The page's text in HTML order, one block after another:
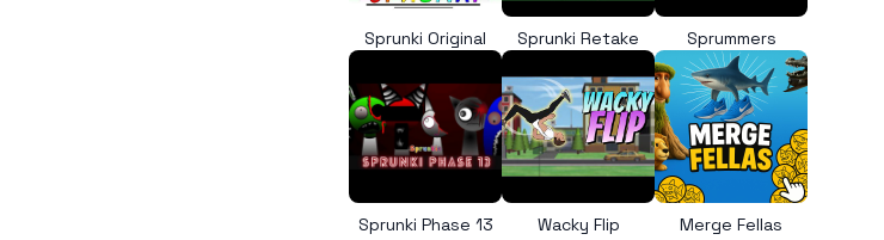
Sprunki Original Sprunki Retake Sprummers
Sprunki Phase 13 Wacky Flip Merge Fellas